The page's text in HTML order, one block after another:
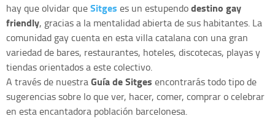
hay que olvidar queSitges es un estupendodestino gay
friendly, gracias a la mentalidad abierta de sus habitantes. La
comunidad gay cuenta en esta villa catalana con una gran
variedad de bares, restaurantes, hoteles, discotecas, playas y
tiendas orientados a este colectivo.
A través de nuestraGuía de Sitges encontrarás todo tipo de
sugerencias sobre lo que ver, hacer, comer, comprar o celebrar
en esta encantadora población barcelonesa.